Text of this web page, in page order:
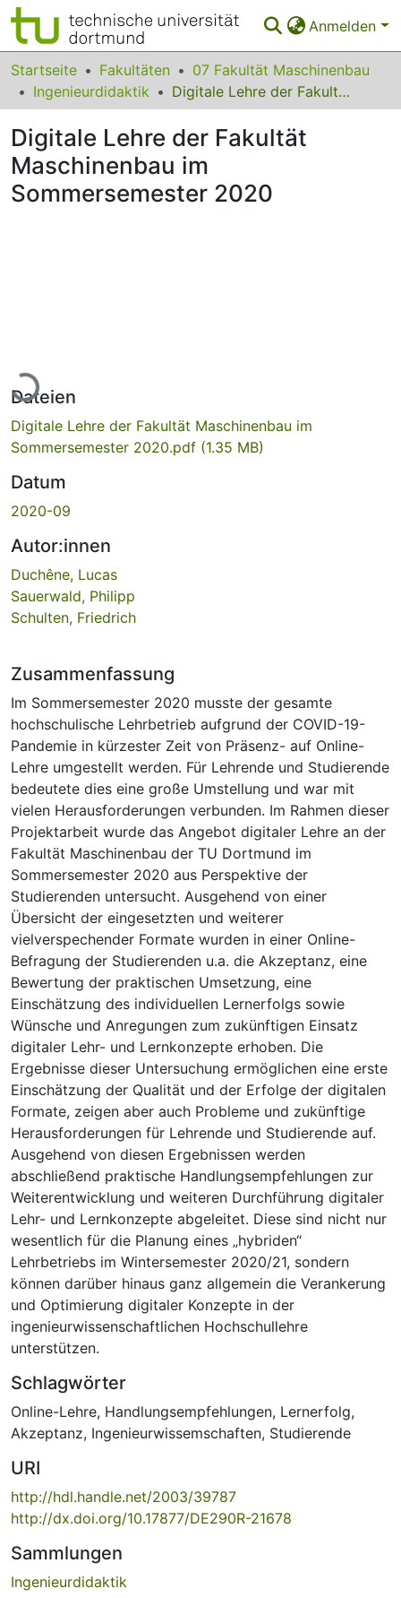
Anmelden
Bereiche & Sammlungen
Das gesamte Repositorium
Statistiken
FAQ
Startseite Fakultäten
07 Fakultät Maschinenbau
Ingenieurdidaktik
Digitale Lehre der Fakultät Maschinenbau im Sommersemester 2020
Digitale Lehre der Fakultät
Maschinenbau im
Sommersemester 2020
Lade...
Dateien
Digitale Lehre der Fakultät Maschinenbau im
Sommersemester 2020.pdf (1.35 MB)
Datum
2020-09
Autor:innen
Duchêne, Lucas
Sauerwald, Philipp
Schulten, Friedrich
Zusammenfassung
Im Sommersemester 2020 musste der gesamte
hochschulische Lehrbetrieb aufgrund der COVID-19-
Pandemie in kürzester Zeit von Präsenz- auf Online-
Lehre umgestellt werden. Für Lehrende und Studierende
bedeutete dies eine große Umstellung und war mit
vielen Herausforderungen verbunden. Im Rahmen dieser
Projektarbeit wurde das Angebot digitaler Lehre an der
Fakultät Maschinenbau der TU Dortmund im
Sommersemester 2020 aus Perspektive der
Studierenden untersucht. Ausgehend von einer
Übersicht der eingesetzten und weiterer
vielverspechender Formate wurden in einer Online-
Befragung der Studierenden u.a. die Akzeptanz, eine
Bewertung der praktischen Umsetzung, eine
Einschätzung des individuellen Lernerfolgs sowie
Wünsche und Anregungen zum zukünftigen Einsatz
digitaler Lehr- und Lernkonzepte erhoben. Die
Ergebnisse dieser Untersuchung ermöglichen eine erste
Einschätzung der Qualität und der Erfolge der digitalen
Formate, zeigen aber auch Probleme und zukünftige
Herausforderungen für Lehrende und Studierende auf.
Ausgehend von diesen Ergebnissen werden
abschließend praktische Handlungsempfehlungen zur
Weiterentwicklung und weiteren Durchführung digitaler
Lehr- und Lernkonzepte abgeleitet. Diese sind nicht nur
wesentlich für die Planung eines „hybriden“
Lehrbetriebs im Wintersemester 2020/21, sondern
können darüber hinaus ganz allgemein die Verankerung
und Optimierung digitaler Konzepte in der
ingenieurwissenschaftlichen Hochschullehre
unterstützen.
Schlagwörter
Online-Lehre, Handlungsempfehlungen, Lernerfolg,
Akzeptanz, Ingenieurwissemschaften, Studierende
URI
http://hdl.handle.net/2003/39787
http://dx.doi.org/10.17877/DE290R-21678
Sammlungen
Ingenieurdidaktik